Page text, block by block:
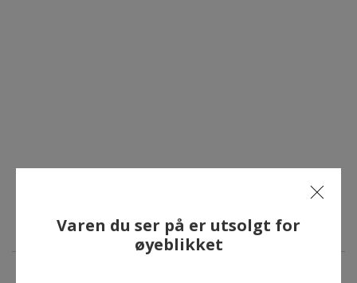
Varen du ser på er utsolgt for
øyeblikket